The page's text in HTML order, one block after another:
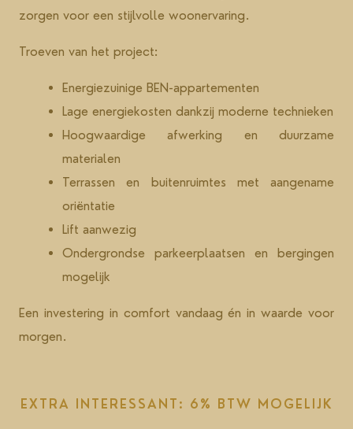
zorgen voor een stijlvolle woonervaring.
Troeven van het project:
Energiezuinige BEN-appartementen
Lage energiekosten dankzij moderne technieken
Hoogwaardige afwerking en duurzame
materialen
Terrassen en buitenruimtes met aangename
oriëntatie
Lift aanwezig
Ondergrondse parkeerplaatsen en bergingen
mogelijk
Een investering in comfort vandaag én in waarde voor
morgen.
EXTRA INTERESSANT: 6% BTW MOGELIJK